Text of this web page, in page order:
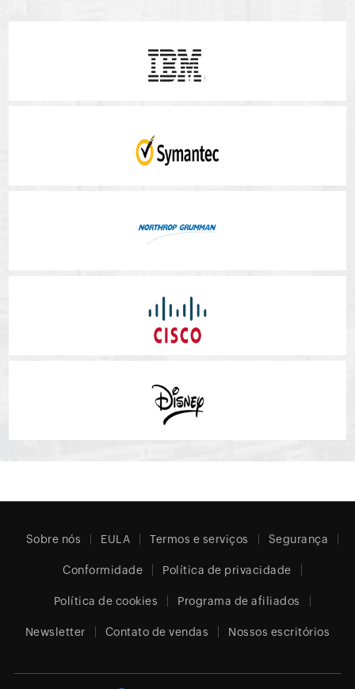
Sobre nós EULA Termos e serviços Segurança
Conformidade Política de privacidade
Política de cookies Programa de afiliados
Newsletter Contato de vendas Nossos escritórios